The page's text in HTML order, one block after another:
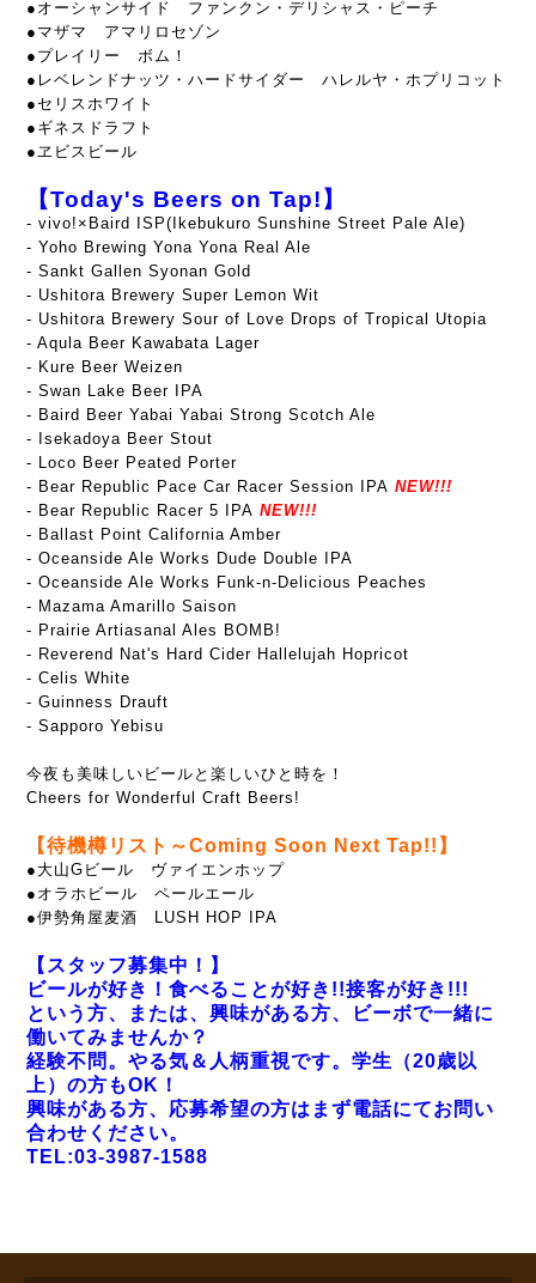
●オーシャンサイド ファンクン・デリシャス・ピーチ
●マザマ アマリロセゾン
●プレイリー ボム！
●レベレンドナッツ・ハードサイダー ハレルヤ・ホプリコット
●セリスホワイト
●ギネスドラフト
●ヱビスビール
【Today's Beers on Tap!】
- vivo!×Baird ISP(Ikebukuro Sunshine Street Pale Ale)
- Yoho Brewing Yona Yona Real Ale
- Sankt Gallen Syonan Gold
- Ushitora Brewery Super Lemon Wit
- Ushitora Brewery Sour of Love Drops of Tropical Utopia
- Aqula Beer Kawabata Lager
- Kure Beer Weizen
- Swan Lake Beer IPA
- Baird Beer Yabai Yabai Strong Scotch Ale
- Isekadoya Beer Stout
- Loco Beer Peated Porter
- Bear Republic Pace Car Racer Session IPA NEW!!!
- Bear Republic Racer 5 IPA NEW!!!
- Ballast Point California Amber
- Oceanside Ale Works Dude Double IPA
- Oceanside Ale Works Funk-n-Delicious Peaches
- Mazama Amarillo Saison
- Prairie Artiasanal Ales BOMB!
- Reverend Nat's Hard Cider Hallelujah Hopricot
- Celis White
- Guinness Drauft
- Sapporo Yebisu
今夜も美味しいビールと楽しいひと時を！
Cheers for Wonderful Craft Beers!
【待機樽リスト～Coming Soon Next Tap!!】
●大山Gビール ヴァイエンホップ
●オラホビール ペールエール
●伊勢角屋麦酒 LUSH HOP IPA
【スタッフ募集中！】
ビールが好き！食べることが好き!!接客が好き!!!
という方、または、興味がある方、ビーボで一緒に
働いてみませんか？
経験不問。やる気＆人柄重視です。学生（20歳以
上）の方もOK！
興味がある方、応募希望の方はまず電話にてお問い
合わせください。
TEL:03-3987-1588